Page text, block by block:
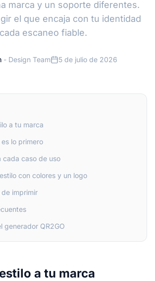
marca y un soporte diferentes.
el que encaja con tu identidad
escaneo fiable.
- Design Team
5 de julio de 2026
a tu marca
lo primero
cada caso de uso
con colores y un logo
imprimir
generador QR2GO
a tu marca